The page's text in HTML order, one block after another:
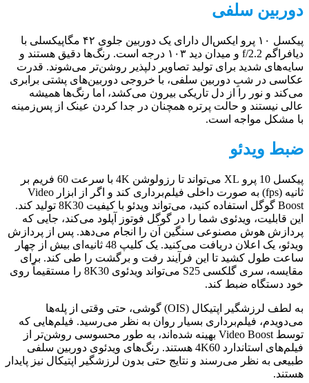
دوربین سلفی
پیکسل ۱۰ پرو ایکس‌ال دارای یک دوربین جلوی ۴۲ مگاپیکسلی با
دیافراگم f/2.2 و میدان دید ۱۰۳ درجه است. رنگ‌ها دقیق هستند و
سایه‌های شدید برای تولید تصاویر دلپذیر روشن‌تر می‌شوند. قدرت
عکاسی در شبِ دوربین سلفی، با خروجی دوربین‌های پشتی برابری
می‌کند و نور را از دل تاریکی بیرون می‌کشد، اما رنگ‌ها همیشه
عالی نیستند و حالت پرتره همچنان در جدا کردن عینک از پس‌زمینه
با مشکل مواجه است.
ضبط ویدئو
پیکسل 10 پرو XL می‌تواند تا رزولوشن 4K با سرعت 60 فریم بر
ثانیه (fps) به صورت داخلی فیلم‌برداری کند و اگر از ابزار Video
Boost گوگل استفاده کنید، می‌تواند ویدئو با کیفیت 8K30 تولید کند.
این قابلیت، ویدئوی شما را در گوگل فوتوز آپلود می‌کند، جایی که
پردازش هوش مصنوعی سنگین آن را انجام می‌دهد. پس از پردازش
ویدئو، یک اعلان دریافت می‌کنید. یک کلیپ 48 ثانیه‌ای بیش از چهار
ساعت طول کشید تا این فرآیند رفت و برگشت را طی کند. برای
مقایسه، سری گلکسی S25 می‌تواند ویدئوی 8K30 را مستقیماً روی
خود دستگاه ضبط کند.
به لطف لرزشگیر اپتیکال (OIS) گوشی، حتی وقتی از پله‌ها
می‌دویدم، فیلم‌برداری بسیار روان به نظر می‌رسید. فیلم‌هایی که
توسط Video Boost بهینه شده‌اند، به طور محسوسی روشن‌تر از
فیلم‌های استاندارد 4K60 هستند. رنگ‌های ویدئوی دوربین سلفی
طبیعی به نظر می‌رسند و نتایج حتی بدون لرزشگیر اپتیکال نیز پایدار
هستند.